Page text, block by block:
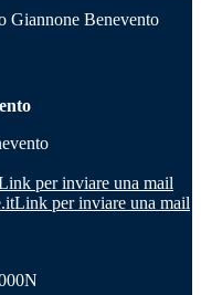
Giannone Benevento
per inviare una mail
Link per inviare una mail